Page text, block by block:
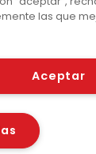
Prensa
Lingüístico
© Fundación
Políticas de
las que
Aceptar